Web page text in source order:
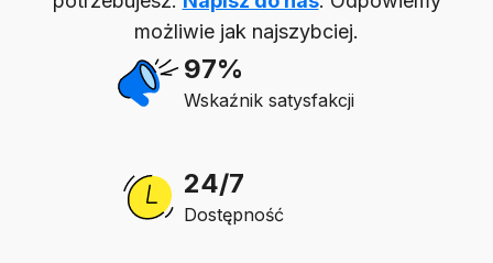
możliwie jak najszybciej.
97%
Wskaźnik satysfakcji
24/7
Dostępność